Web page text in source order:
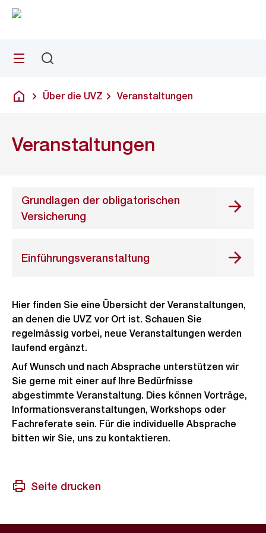
Navigation
Sprunglink
Menü
Deutsch
Über die UVZ Veranstaltungen
Veranstaltungen
Grundlagen der obligatorischen
Versicherung
Einführungsveranstaltung
Hier finden Sie eine Übersicht der Veranstaltungen,
an denen die UVZ vor Ort ist. Schauen Sie
regelmässig vorbei, neue Veranstaltungen werden
laufend ergänzt.
Auf Wunsch und nach Absprache unterstützen wir
Sie gerne mit einer auf Ihre Bedürfnisse
abgestimmte Veranstaltung. Dies können Vorträge,
Informationsveranstaltungen, Workshops oder
Fachreferate sein. Für die individuelle Absprache
bitten wir Sie, uns zu kontaktieren.
Seite drucken